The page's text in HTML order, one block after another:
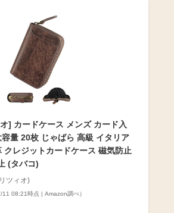
] カードケース メンズ カード入
量 20枚 じゃばら 高級 イタリア
クレジットカードケース 磁気防止
(タバコ)
ツィオ)
11 08:21時点 | Amazon調べ）